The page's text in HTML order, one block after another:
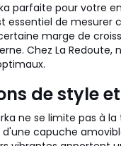
parfaite pour votre
essentiel de mesurer
marge de
Chez La
de style
ne se limite pas à
capuche